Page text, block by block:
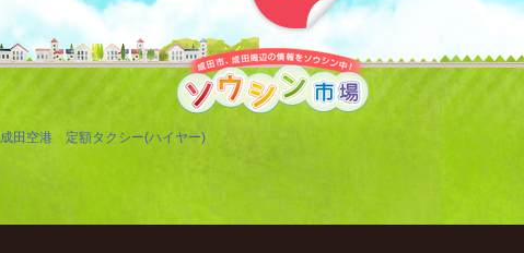
成田空港 定額タクシー(ハイヤー)